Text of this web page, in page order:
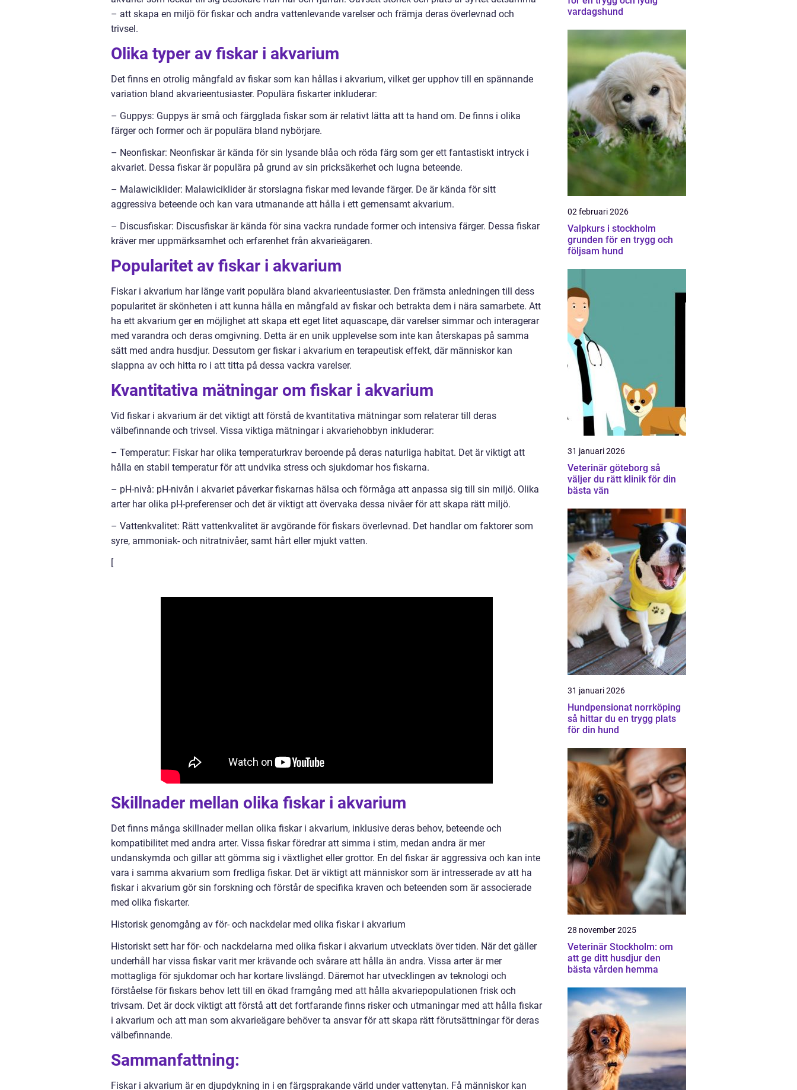
– att skapa en miljö för fiskar och andra vattenlevande varelser och främja deras överlevnad och
trivsel.
Olika typer av fiskar i akvarium
Det finns en otrolig mångfald av fiskar som kan hållas i akvarium, vilket ger upphov till en spännande
variation bland akvarieentusiaster. Populära fiskarter inkluderar:
– Guppys: Guppys är små och färgglada fiskar som är relativt lätta att ta hand om. De finns i olika
färger och former och är populära bland nybörjare.
– Neonfiskar: Neonfiskar är kända för sin lysande blåa och röda färg som ger ett fantastiskt intryck i
akvariet. Dessa fiskar är populära på grund av sin pricksäkerhet och lugna beteende.
– Malawiciklider: Malawiciklider är storslagna fiskar med levande färger. De är kända för sitt
aggressiva beteende och kan vara utmanande att hålla i ett gemensamt akvarium.
– Discusfiskar: Discusfiskar är kända för sina vackra rundade former och intensiva färger. Dessa fiskar
kräver mer uppmärksamhet och erfarenhet från akvarieägaren.
Popularitet av fiskar i akvarium
Fiskar i akvarium har länge varit populära bland akvarieentusiaster. Den främsta anledningen till dess
popularitet är skönheten i att kunna hålla en mångfald av fiskar och betrakta dem i nära samarbete. Att
ha ett akvarium ger en möjlighet att skapa ett eget litet aquascape, där varelser simmar och interagerar
med varandra och deras omgivning. Detta är en unik upplevelse som inte kan återskapas på samma
sätt med andra husdjur. Dessutom ger fiskar i akvarium en terapeutisk effekt, där människor kan
slappna av och hitta ro i att titta på dessa vackra varelser.
Kvantitativa mätningar om fiskar i akvarium
Vid fiskar i akvarium är det viktigt att förstå de kvantitativa mätningar som relaterar till deras
välbefinnande och trivsel. Vissa viktiga mätningar i akvariehobbyn inkluderar:
– Temperatur: Fiskar har olika temperaturkrav beroende på deras naturliga habitat. Det är viktigt att
hålla en stabil temperatur för att undvika stress och sjukdomar hos fiskarna.
– pH-nivå: pH-nivån i akvariet påverkar fiskarnas hälsa och förmåga att anpassa sig till sin miljö. Olika
arter har olika pH-preferenser och det är viktigt att övervaka dessa nivåer för att skapa rätt miljö.
– Vattenkvalitet: Rätt vattenkvalitet är avgörande för fiskars överlevnad. Det handlar om faktorer som
syre, ammoniak- och nitratnivåer, samt hårt eller mjukt vatten.
[
Skillnader mellan olika fiskar i akvarium
Det finns många skillnader mellan olika fiskar i akvarium, inklusive deras behov, beteende och
kompatibilitet med andra arter. Vissa fiskar föredrar att simma i stim, medan andra är mer
undanskymda och gillar att gömma sig i växtlighet eller grottor. En del fiskar är aggressiva och kan inte
vara i samma akvarium som fredliga fiskar. Det är viktigt att människor som är intresserade av att ha
fiskar i akvarium gör sin forskning och förstår de specifika kraven och beteenden som är associerade
med olika fiskarter.
Historisk genomgång av för- och nackdelar med olika fiskar i akvarium
Historiskt sett har för- och nackdelarna med olika fiskar i akvarium utvecklats över tiden. När det gäller
underhåll har vissa fiskar varit mer krävande och svårare att hålla än andra. Vissa arter är mer
mottagliga för sjukdomar och har kortare livslängd. Däremot har utvecklingen av teknologi och
förståelse för fiskars behov lett till en ökad framgång med att hålla akvariepopulationen frisk och
trivsam. Det är dock viktigt att förstå att det fortfarande finns risker och utmaningar med att hålla fiskar
i akvarium och att man som akvarieägare behöver ta ansvar för att skapa rätt förutsättningar för deras
välbefinnande.
Sammanfattning:
Fiskar i akvarium är en djupdykning in i en färgsprakande värld under vattenytan. Få människor kan
vardagshund
02 februari 2026
Valpkurs i stockholm
grunden för en trygg och
följsam hund
31 januari 2026
Veterinär göteborg så
väljer du rätt klinik för din
bästa vän
31 januari 2026
Hundpensionat norrköping
så hittar du en trygg plats
för din hund
28 november 2025
Veterinär Stockholm: om
att ge ditt husdjur den
bästa vården hemma